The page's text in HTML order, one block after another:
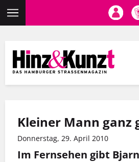
Inhalt
Kleiner Mann ganz
Donnerstag, 29. April 2010
Im Fernsehen gibt